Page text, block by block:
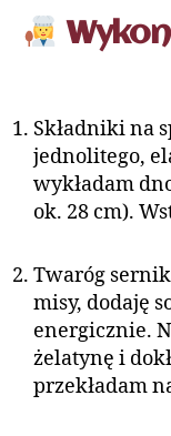
Składniki na
jednolitego,
wykładam
ok. 28 cm).
Twaróg
misy, dodaję
energicznie.
żelatynę i
przekładam